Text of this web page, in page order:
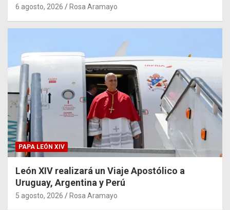
6 agosto, 2026 Rosa Aramayo
PAPA LEÓN XIV
León XIV realizará un Viaje Apostólico a
Uruguay, Argentina y Perú
5 agosto, 2026 Rosa Aramayo